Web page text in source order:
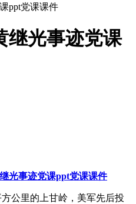
继光事迹党课
光事迹党课ppt党课课件
公里的上甘岭，美军先后投